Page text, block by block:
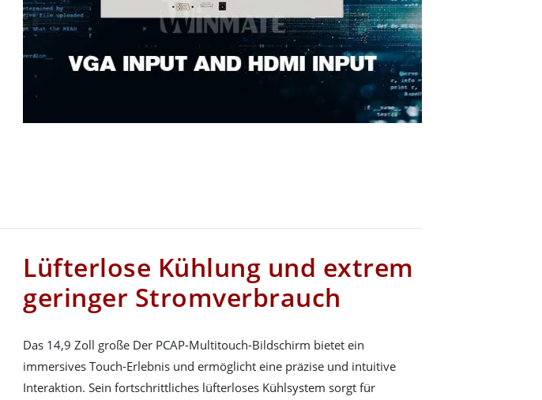
Lüfterlose Kühlung und extrem
geringer Stromverbrauch
Das 14,9 Zoll große Der PCAP-Multitouch-Bildschirm bietet ein
immersives Touch-Erlebnis und ermöglicht eine präzise und intuitive
Interaktion. Sein fortschrittliches lüfterloses Kühlsystem sorgt für